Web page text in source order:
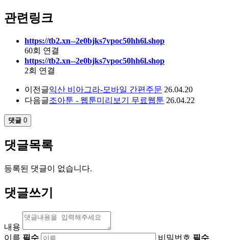
관련링크
https://tb2.xn--2e0bjks7vpoc50hh6l.shop
60회 연결
https://tb2.xn--2e0bjks7vpoc50hh6l.shop
2회 연결
이전글익산 비아그라-모바일 간편주문 26.04.20
다음글조아툰 - 웹툰미리보기 무료웹툰 26.04.22
댓글 0
댓글목록
등록된 댓글이 없습니다.
댓글쓰기
내용
이름 필수 비밀번호 필수